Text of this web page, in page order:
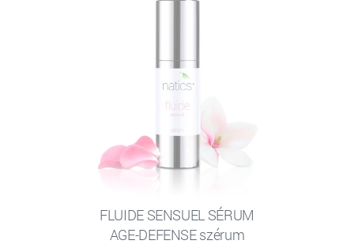
FLUIDE SENSUEL SÉRUM
AGE-DEFENSE szérum